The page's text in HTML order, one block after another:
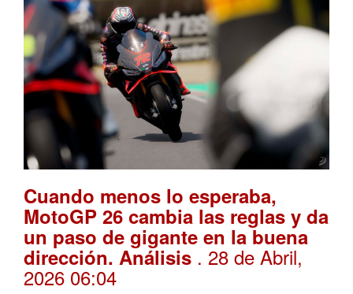
Cuando menos lo esperaba,
MotoGP 26 cambia las reglas y da
un paso de gigante en la buena
dirección. Análisis . 28 de Abril,
2026 06:04